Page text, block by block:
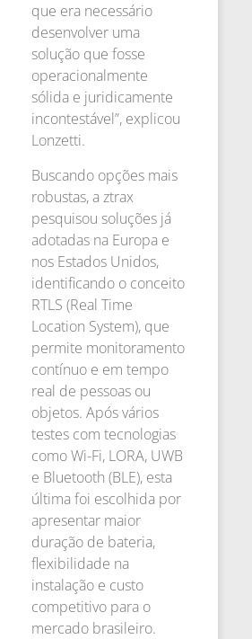
que era necessário
desenvolver uma
solução que fosse
operacionalmente
sólida e juridicamente
incontestável”, explicou
Lonzetti.
Buscando opções mais
robustas, a ztrax
pesquisou soluções já
adotadas na Europa e
nos Estados Unidos,
identificando o conceito
RTLS (Real Time
Location System), que
permite monitoramento
contínuo e em tempo
real de pessoas ou
objetos. Após vários
testes com tecnologias
como Wi-Fi, LORA, UWB
e Bluetooth (BLE), esta
última foi escolhida por
apresentar maior
duração de bateria,
flexibilidade na
instalação e custo
competitivo para o
mercado brasileiro.